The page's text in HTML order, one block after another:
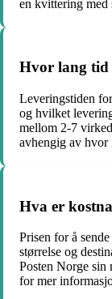
en kvittering med
Hvor lang tid
Leveringstiden
og hvilket
mellom 2-7
avhengig av hvor
Hva er
Prisen for å
størrelse og
Posten Norge sin
for mer